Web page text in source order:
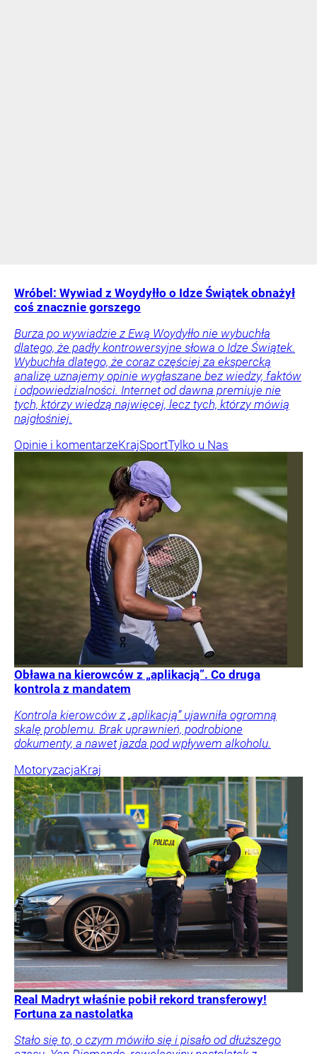
Wróbel: Wywiad z Woydyłło o Idze Świątek obnażył
coś znacznie gorszego
Burza po wywiadzie z Ewą Woydyłło nie wybuchła
dlatego, że padły kontrowersyjne słowa o Idze Świątek.
Wybuchła dlatego, że coraz częściej za ekspercką
analizę uznajemy opinie wygłaszane bez wiedzy, faktów
i odpowiedzialności. Internet od dawna premiuje nie
tych, którzy wiedzą najwięcej, lecz tych, którzy mówią
najgłośniej.
Opinie i komentarzeKrajSportTylko u Nas
Obława na kierowców z „aplikacją”. Co druga
kontrola z mandatem
Kontrola kierowców z „aplikacją” ujawniła ogromną
skalę problemu. Brak uprawnień, podrobione
dokumenty, a nawet jazda pod wpływem alkoholu.
MotoryzacjaKraj
Real Madryt właśnie pobił rekord transferowy!
Fortuna za nastolatka
Stało się to, o czym mówiło się i pisało od dłuższego